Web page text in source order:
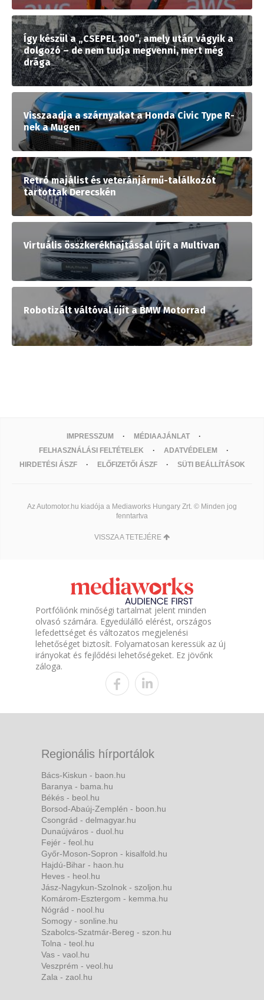
Így készül a „CSEPEL 100”, amely után vágyik a
dolgozó – de nem tudja megvenni, mert még
drága
Visszaadja a szárnyakat a Honda Civic Type R-
nek a Mugen
Retró majálist és veteránjármű-találkozót
tartottak Derecskén
Virtuális összkerékhajtással újít a Multivan
Robotizált váltóval újít a BMW Motorrad
IMPRESSZUM
MÉDIAAJÁNLAT
FELHASZNÁLÁSI FELTÉTELEK
ADATVÉDELEM
HIRDETÉSI ÁSZF
ELŐFIZETŐI ÁSZF SÜTI BEÁLLÍTÁSOK
Az Automotor.hu kiadója a Mediaworks Hungary Zrt. © Minden jog
fenntartva
VISSZA A TETEJÉRE
Portfóliónk minőségi tartalmat jelent minden
olvasó számára. Egyedülálló elérést, országos
lefedettséget és változatos megjelenési
lehetőséget biztosít. Folyamatosan keressük az új
irányokat és fejlődési lehetőségeket. Ez jövőnk
záloga.
Regionális hírportálok
Bács-Kiskun - baon.hu
Baranya - bama.hu
Békés - beol.hu
Borsod-Abaúj-Zemplén - boon.hu
Csongrád - delmagyar.hu
Dunaújváros - duol.hu
Fejér - feol.hu
Győr-Moson-Sopron - kisalfold.hu
Hajdú-Bihar - haon.hu
Heves - heol.hu
Jász-Nagykun-Szolnok - szoljon.hu
Komárom-Esztergom - kemma.hu
Nógrád - nool.hu
Somogy - sonline.hu
Szabolcs-Szatmár-Bereg - szon.hu
Tolna - teol.hu
Vas - vaol.hu
Veszprém - veol.hu
Zala - zaol.hu